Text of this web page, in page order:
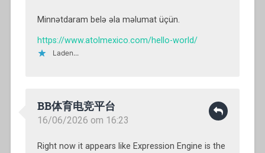
Minnətdaram belə əla məlumat üçün.
https://www.atolmexico.com/hello-world/
Laden...
BB体育电竞平台
16/06/2026 om 16:23
Right now it appears like Expression Engine is the